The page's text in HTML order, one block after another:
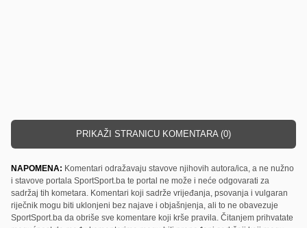
PRIKAŽI STRANICU KOMENTARA (0)
NAPOMENA: Komentari odražavaju stavove njihovih autora/ica, a ne nužno
i stavove portala SportSport.ba te portal ne može i neće odgovarati za
sadržaj tih kometara. Komentari koji sadrže vrijeđanja, psovanja i vulgaran
riječnik mogu biti uklonjeni bez najave i objašnjenja, ali to ne obavezuje
SportSport.ba da obriše sve komentare koji krše pravila. Čitanjem prihvatate